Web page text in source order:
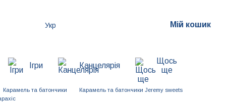
Укр Мій кошик
Ігри Канцелярія
Щось
ще
Карамель та батончики
Карамель та батончики Jeremy sweets